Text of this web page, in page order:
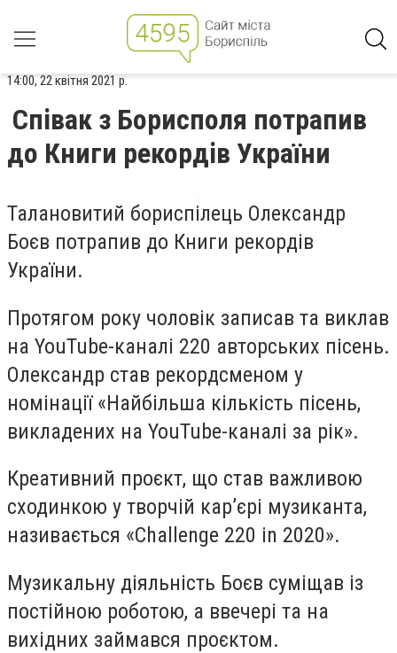
14:00, 22 квітня 2021 р.
Співак з Борисполя потрапив
до Книги рекордів України
Талановитий бориспілець Олександр
Боєв потрапив до Книги рекордів
України.
Протягом року чоловік записав та виклав
на YouTube-каналі 220 авторських пісень.
Олександр став рекордсменом у
номінації «Найбільша кількість пісень,
викладених на YouTube-каналі за рік».
Креативний проєкт, що став важливою
сходинкою у творчій кар’єрі музиканта,
називається «Challenge 220 in 2020».
Музикальну діяльність Боєв суміщав із
постійною роботою, а ввечері та на
вихідних займався проєктом.